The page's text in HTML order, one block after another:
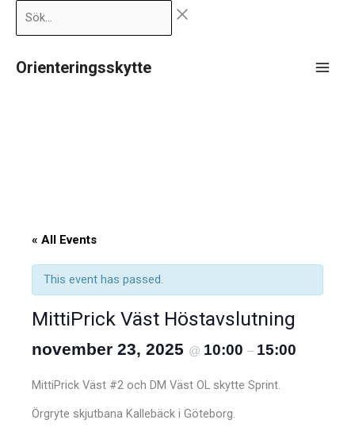
innehåll
Orienteringsskytte
« All Events
This event has passed.
MittiPrick Väst Höstavslutning
november 23, 2025 @ 10:00 – 15:00
MittiPrick Väst #2 och DM Väst OL skytte Sprint.
Örgryte skjutbana Kallebäck i Göteborg.